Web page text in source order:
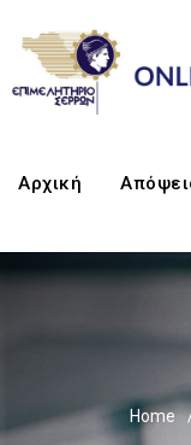
Αρχική
Home